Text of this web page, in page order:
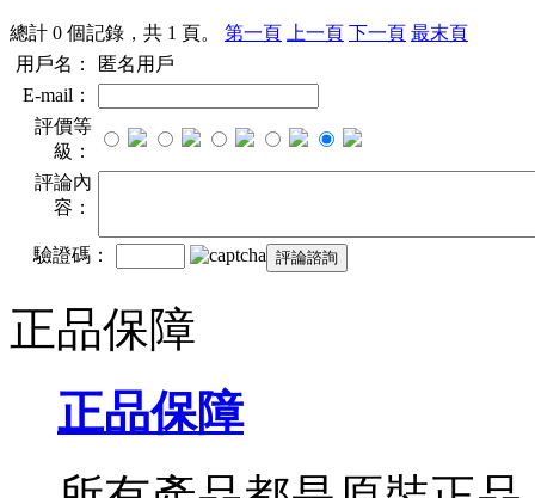
總計 0 個記錄，共 1 頁。 第一頁 上一頁 下一頁 最末頁
用戶名：
匿名用戶
E-mail：
評價等
級：
評論內
容：
驗證碼：
正品保障
正品保障